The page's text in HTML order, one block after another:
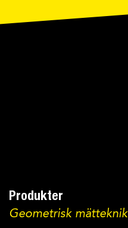
Produkter
Geometrisk mätteknik